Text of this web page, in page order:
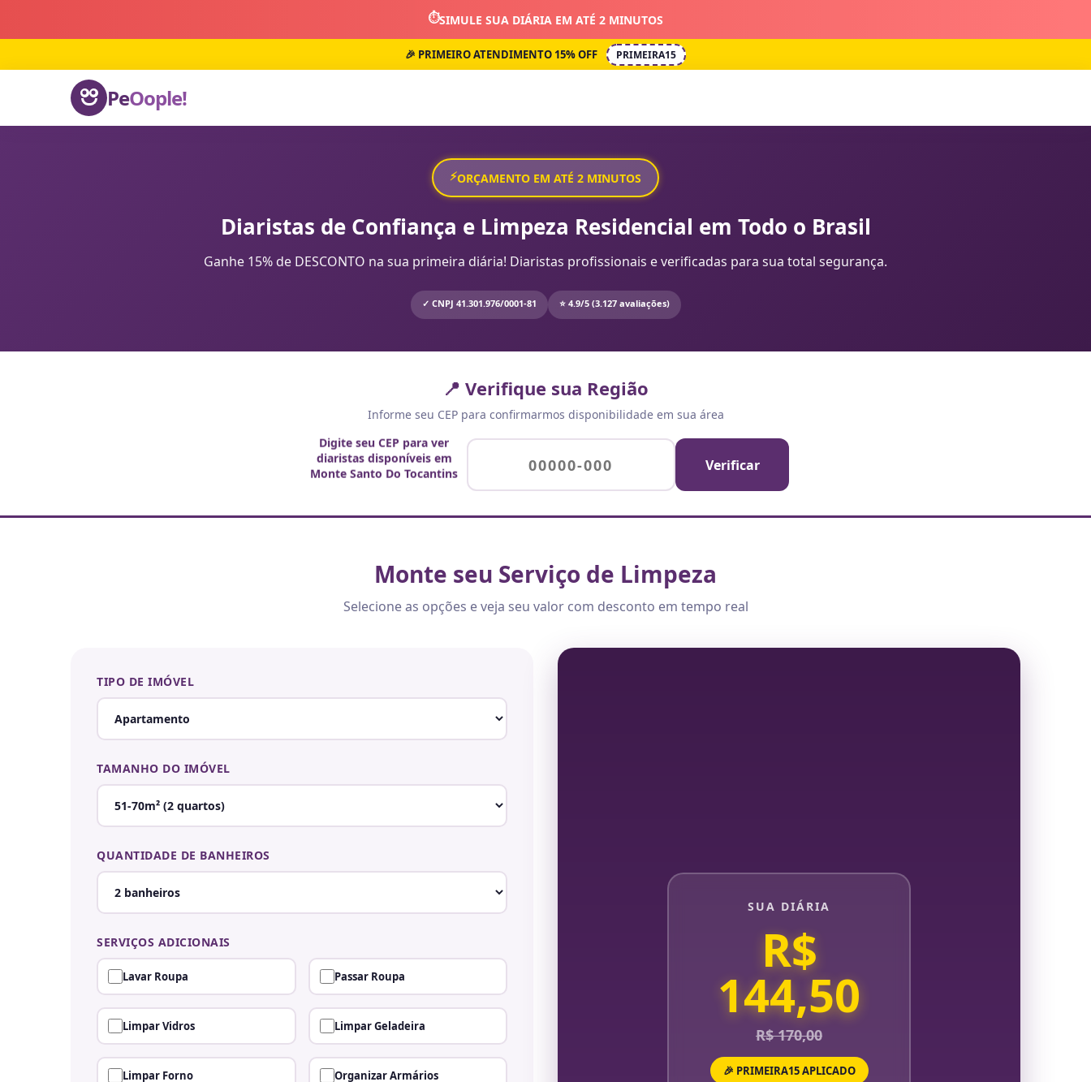
⏱️SIMULE SUA DIÁRIA EM ATÉ 2 MINUTOS
🎉 PRIMEIRO ATENDIMENTO 15% OFF PRIMEIRA15
PeOople!
⚡ORÇAMENTO EM ATÉ 2 MINUTOS
Diaristas de Confiança e Limpeza Residencial em Todo o Brasil
Ganhe 15% de DESCONTO na sua primeira diária! Diaristas profissionais e verificadas para sua total segurança.
✓ CNPJ 41.301.976/0001-81 ⭐ 4.9/5 (3.127 avaliações)
📍 Verifique sua Região
Informe seu CEP para confirmarmos disponibilidade em sua área
Digite seu CEP para ver
diaristas disponíveis em
Monte Santo Do Tocantins
Verificar
Monte seu Serviço de Limpeza
Selecione as opções e veja seu valor com desconto em tempo real
TIPO DE IMÓVEL
TAMANHO DO IMÓVEL
QUANTIDADE DE BANHEIROS
SERVIÇOS ADICIONAIS
Lavar Roupa Passar Roupa
Limpar Vidros Limpar Geladeira
Limpar Forno Organizar Armários
SUA DIÁRIA
R$
144,50
R$ 170,00
🎉 PRIMEIRA15 APLICADO